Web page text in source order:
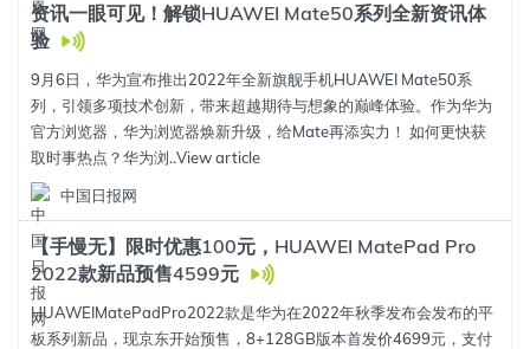
资讯一眼可见！解锁HUAWEI Mate50系列全新资讯体
验
9月6日，华为宣布推出2022年全新旗舰手机HUAWEI Mate50系
列，引领多项技术创新，带来超越期待与想象的巅峰体验。作为华为
官方浏览器，华为浏览器焕新升级，给Mate再添实力！ 如何更快获
取时事热点？华为浏..View article
中国日报网
【手慢无】限时优惠100元，HUAWEI MatePad Pro
2022款新品预售4599元
HUAWEIMatePadPro2022款是华为在2022年秋季发布会发布的平
板系列新品，现京东开始预售，8+128GB版本首发价4699元，支付